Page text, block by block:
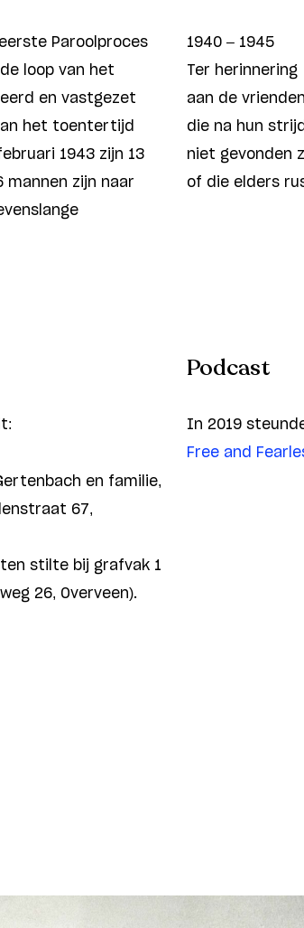
Paroolproces
loop van het
en vastgezet
het toentertijd
1943 zijn 13
mannen zijn naar
1940 – 1945
Ter herinnering
aan de
die na hun
niet gevonden
of die elders
en familie,
67,
stilte bij grafvak 1
26, Overveen).
Podcast
In 2019
Free and